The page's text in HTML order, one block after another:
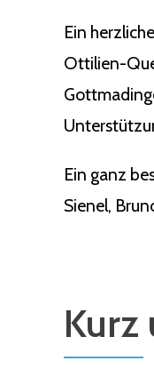
Ein
Ottilien-
Ein ganz
Sienel,
Kurz